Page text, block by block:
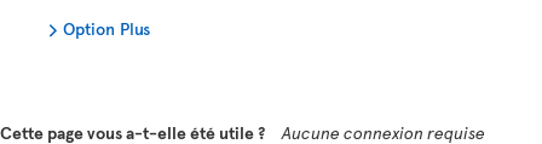
Option Plus
Cette page vous a-t-elle été utile ?
Aucune connexion requise